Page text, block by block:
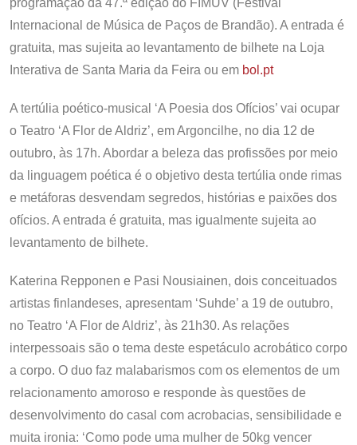
Internacional de Música de Paços de Brandão). A entrada é
gratuita, mas sujeita ao levantamento de bilhete na Loja
Interativa de Santa Maria da Feira ou em bol.pt
A tertúlia poético-musical ‘A Poesia dos Ofícios’ vai ocupar
o Teatro ‘A Flor de Aldriz’, em Argoncilhe, no dia 12 de
outubro, às 17h. Abordar a beleza das profissões por meio
da linguagem poética é o objetivo desta tertúlia onde rimas
e metáforas desvendam segredos, histórias e paixões dos
ofícios. A entrada é gratuita, mas igualmente sujeita ao
levantamento de bilhete.
Katerina Repponen e Pasi Nousiainen, dois conceituados
artistas finlandeses, apresentam ‘Suhde’ a 19 de outubro,
no Teatro ‘A Flor de Aldriz’, às 21h30. As relações
interpessoais são o tema deste espetáculo acrobático corpo
a corpo. O duo faz malabarismos com os elementos de um
relacionamento amoroso e responde às questões de
desenvolvimento do casal com acrobacias, sensibilidade e
muita ironia: ‘Como pode uma mulher de 50kg vencer